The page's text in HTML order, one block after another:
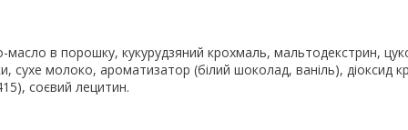
масло в порошку, кукурудзяний крохмаль, мальтодекстрин,
сухе молоко, ароматизатор (білий шоколад, ваніль), діоксид
соєвий лецитин.